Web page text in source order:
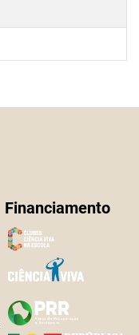
Financiamento